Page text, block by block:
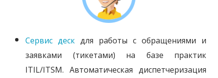
Сервис деск для работы с обращениями и
заявками (тикетами) на базе практик
ITIL/ITSM. Автоматическая диспетчеризация